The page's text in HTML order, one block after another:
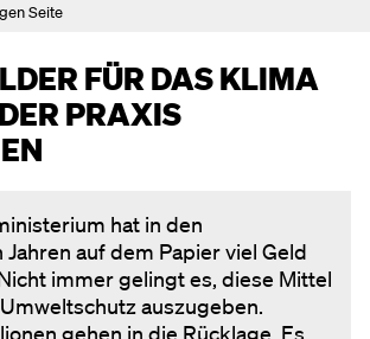
Seite
FÜR DAS KLIMA
PRAXIS
hat in den
auf dem Papier viel Geld
immer gelingt es, diese Mittel
auszugeben.
gehen in die Rücklage. Es